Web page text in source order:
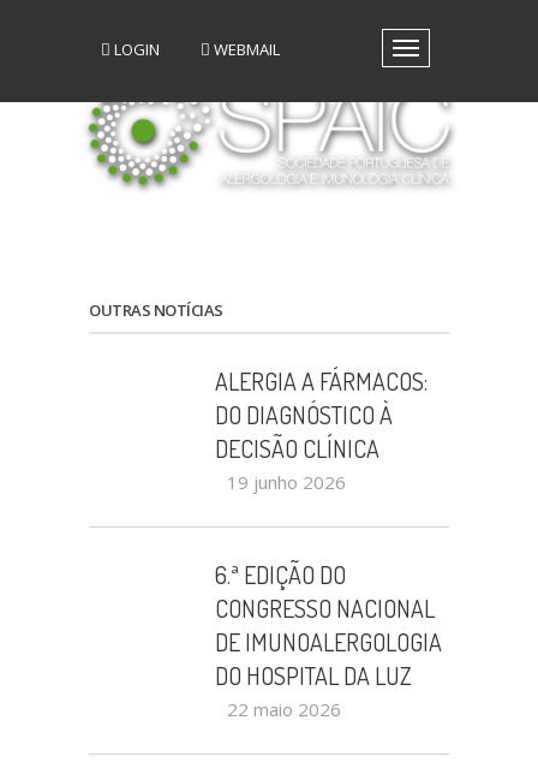
Toggle
GRUPOS DE INTERESSE
GRUPOS DE TRABALHO
CONTACTOS
LOGIN WEBMAIL
OUTRAS NOTÍCIAS
ALERGIA A FÁRMACOS:
DO DIAGNÓSTICO À
DECISÃO CLÍNICA
19 junho 2026
6.ª EDIÇÃO DO
CONGRESSO NACIONAL
DE IMUNOALERGOLOGIA
DO HOSPITAL DA LUZ
22 maio 2026